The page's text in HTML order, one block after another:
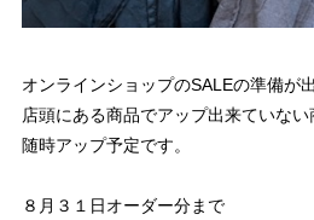
オンラインショップのSALEの準備が
店頭にある商品でアップ出来ていな
随時アップ予定です。
８月３１日オーダー分まで